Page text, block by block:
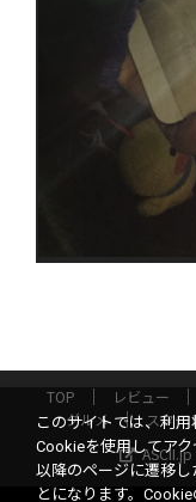
TOP レビュー
グルメ
スター
ASCII.jp
このサイトでは、利
Cookieを使用してア
以降のページに遷移
とになります。